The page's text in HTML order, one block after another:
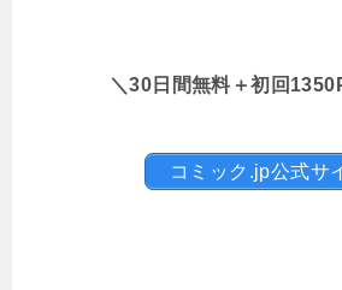
＼30日間無料＋初回
コミック.jp公式サ